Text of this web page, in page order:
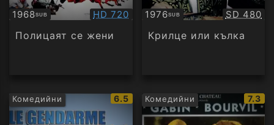
1968SUB
Субтитри Качество:
HD 720
Полицаят се жени
1976SUB
Субтитри SD 480
Крилце или кълка
Комедийни
IMDb
рейтинг:
6.5 Комедийни
IMDb
7.3